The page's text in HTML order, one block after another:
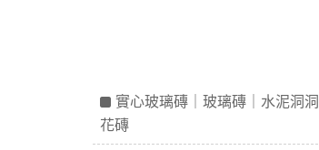
實心玻璃磚｜玻璃磚｜水泥洞洞
花磚